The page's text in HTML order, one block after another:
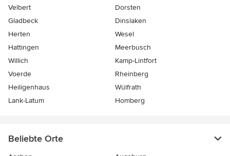
Velbert
Dorsten
Gladbeck
Dinslaken
Herten
Wesel
Hattingen
Meerbusch
Willich
Kamp-Lintfort
Voerde
Rheinberg
Heiligenhaus
Wülfrath
Lank-Latum
Homberg
Beliebte Orte